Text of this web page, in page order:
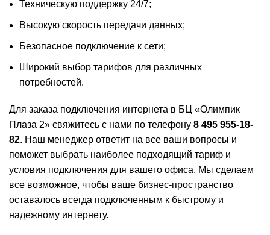
Техническую поддержку 24/7;
Высокую скорость передачи данных;
Безопасное подключение к сети;
Широкий выбор тарифов для различных
потребностей.
Для заказа подключения интернета в БЦ «Олимпик
Плаза 2» свяжитесь с нами по телефону 8 495 955-18-
82. Наш менеджер ответит на все ваши вопросы и
поможет выбрать наиболее подходящий тариф и
условия подключения для вашего офиса. Мы сделаем
все возможное, чтобы ваше бизнес-пространство
оставалось всегда подключенным к быстрому и
надежному интернету.